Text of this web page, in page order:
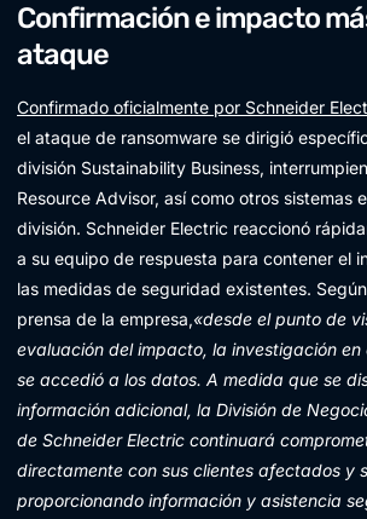
Confirmación e impacto
ataque
Confirmado oficialmente por Schneider
el ataque de ransomware se dirigió
división Sustainability Business,
Resource Advisor, así como otros sistemas
división. Schneider Electric reaccionó
a su equipo de respuesta para contener el
las medidas de seguridad existentes.
prensa de la empresa,«desde el punto de
evaluación del impacto, la investigación en
se accedió a los datos. A medida que se
información adicional, la División de
de Schneider Electric continuará
directamente con sus clientes afectados y
proporcionando información y asistencia